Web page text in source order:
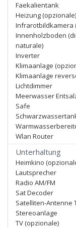
Faekalientank
Heizung (opzionale)
Infrarotbildkamera
Innenholzboden
naturale)
Inverter
Klimaanlage
Klimaanlage
Lichtdimmer
Meerwasser
Safe
Wlan Router
Unterhaltung
Heimkino
Lautsprecher
Radio AM/FM
Sat Decoder
Satelliten-Antenne
Stereoanlage
TV (opzionale)